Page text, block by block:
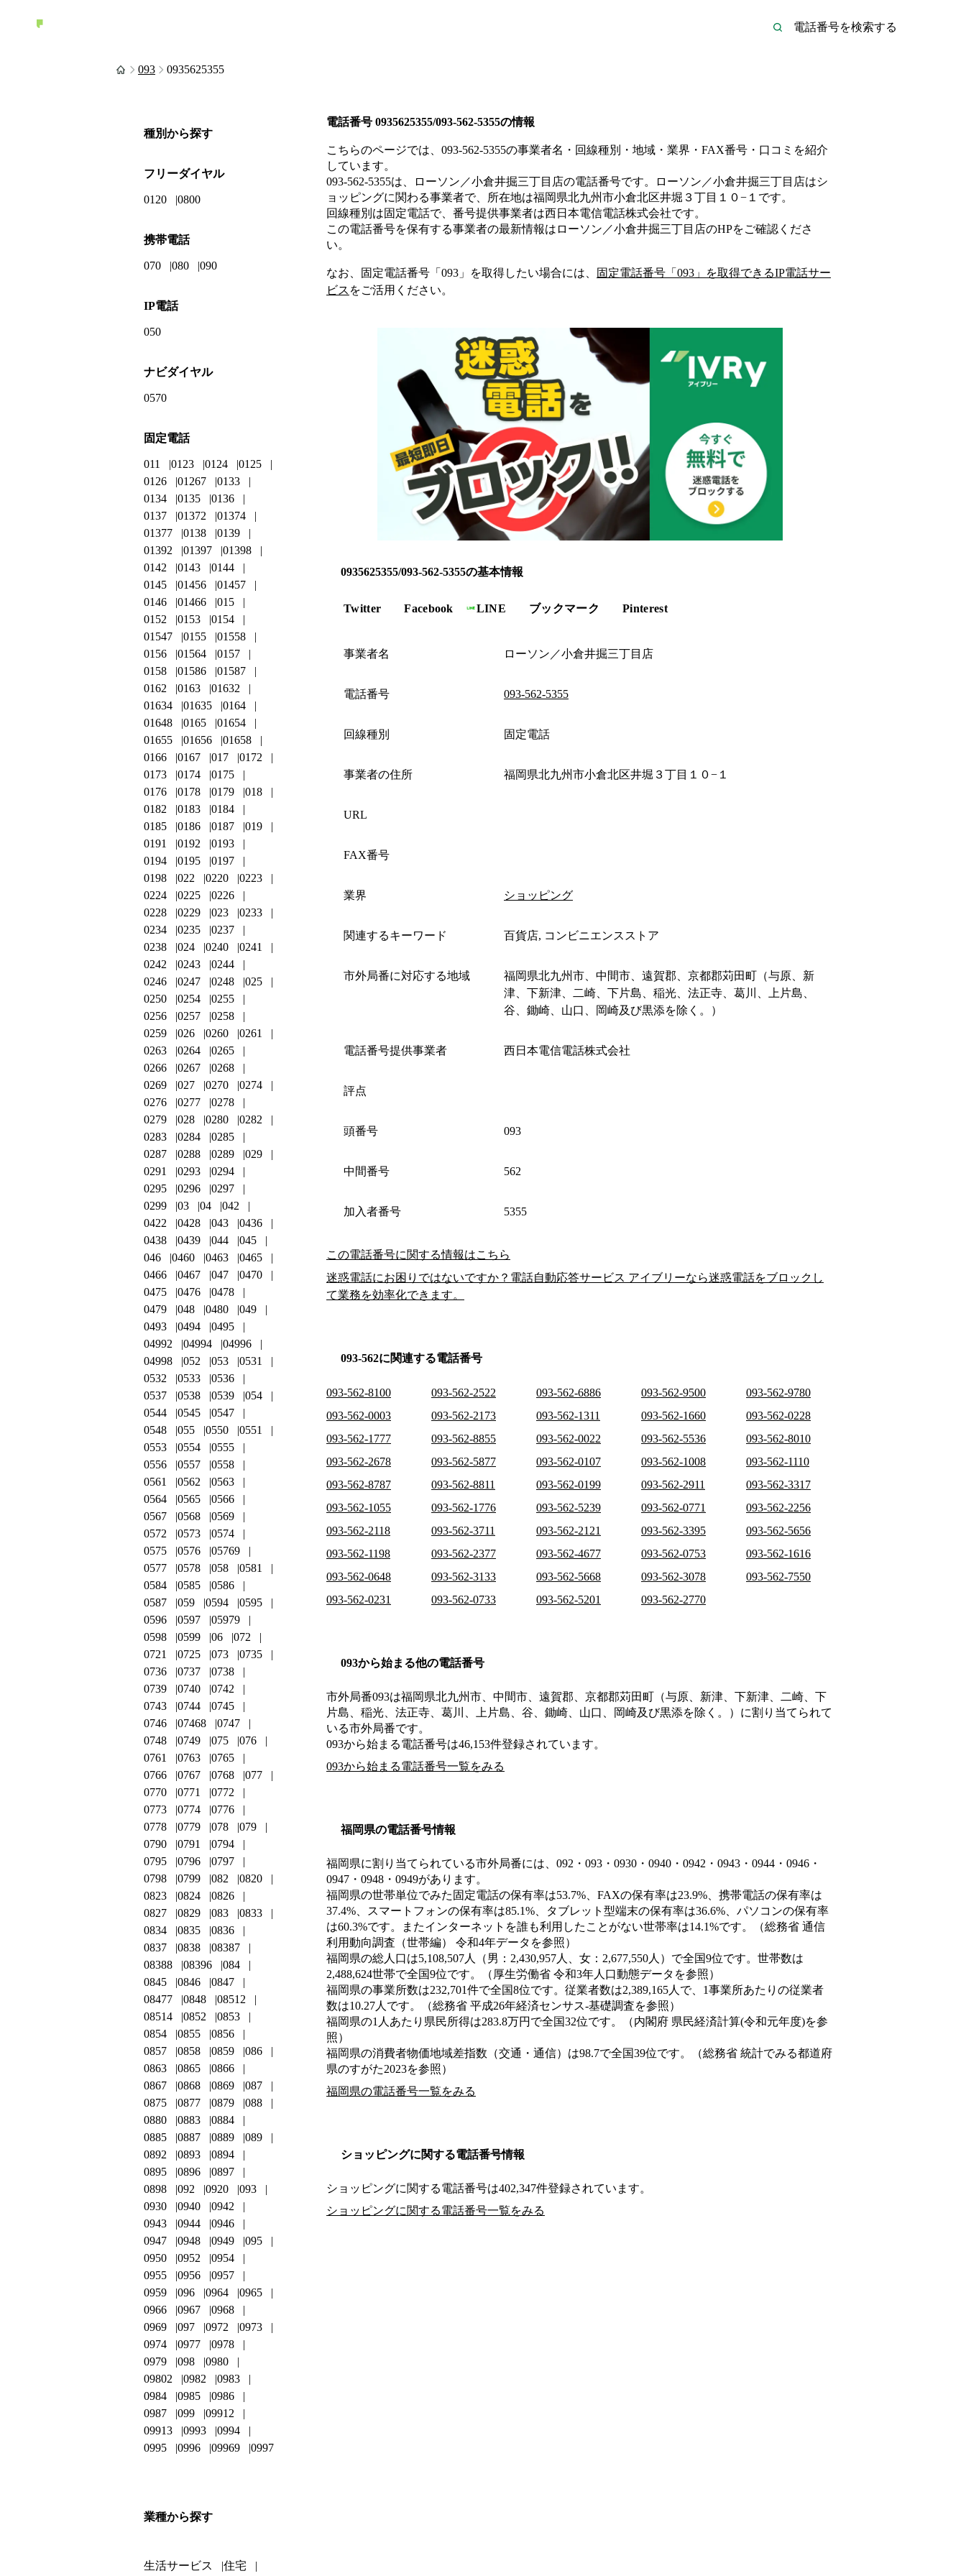
093 0935625355
電話番号 0935625355/093-562-5355の情報
こちらのページでは、 093-562-5355の事業者名・回線種別・地域・業界・FAX番号・口コミを紹介
しています。
093-562-5355は、 ローソン／小倉井掘三丁目店の電話番号です。 ローソン／小倉井掘三丁目店はシ
ョッピングに関わる事業者で、所在地は福岡県北九州市小倉北区井堀３丁目１０−１ です。
回線種別は固定電話で、番号提供事業者は西日本電信電話株式会社です。
この電話番号を保有する事業者の最新情報は ローソン／小倉井掘三丁目店のHPをご確認くださ
い。
なお、固定電話番号「 093 」を取得したい場合には、 固定電話番号「 093 」を取得できるIP電話サー
ビス をご活用ください。
0935625355/093-562-5355の基本情報
Twitter Facebook LINE ブックマーク Pinterest
事業者名 ローソン／小倉井掘三丁目店
電話番号 093-562-5355
回線種別 固定電話
事業者の住所 福岡県北九州市小倉北区井堀３丁目１０−１
URL
FAX番号
業界 ショッピング
関連するキーワード 百貨店, コンビニエンスストア
市外局番に対応する地域
福岡県北九州市、中間市、遠賀郡、京都郡苅田町（与原、新
津、下新津、二崎、下片島、稲光、法正寺、葛川、上片島、
谷、鋤崎、山口、岡崎及び黒添を除く。）
電話番号提供事業者 西日本電信電話株式会社
評点
頭番号 093
中間番号 562
加入者番号 5355
この電話番号に関する情報はこちら
迷惑電話にお困りではないですか？電話自動応答サービス アイブリーなら迷惑電話をブロックし
て業務を効率化できます。
093-562に関連する電話番号
093-562-8100 093-562-2522 093-562-6886 093-562-9500
093-562-9780
093-562-0003
093-562-2173 093-562-1311 093-562-1660
093-562-0228
093-562-1777
093-562-8855 093-562-0022 093-562-5536
093-562-8010
093-562-2678
093-562-5877 093-562-0107 093-562-1008
093-562-1110
093-562-8787
093-562-8811 093-562-0199 093-562-2911
093-562-3317
093-562-1055
093-562-1776 093-562-5239 093-562-0771
093-562-2256
093-562-2118
093-562-3711 093-562-2121 093-562-3395
093-562-5656
093-562-1198
093-562-2377 093-562-4677 093-562-0753
093-562-1616
093-562-0648
093-562-3133 093-562-5668 093-562-3078
093-562-7550
093-562-0231
093-562-0733 093-562-5201 093-562-2770
093から始まる他の電話番号
市外局番093は福岡県北九州市、中間市、遠賀郡、京都郡苅田町（与原、新津、下新津、二崎、下
片島、稲光、法正寺、葛川、上片島、谷、鋤崎、山口、岡崎及び黒添を除く。） に割り当てられて
いる市外局番です。
093から始まる電話番号は46,153件登録されています。
093から始まる電話番号一覧をみる
福岡県の電話番号情報
福岡県に割り当てられている市外局番には、092・093・0930・0940・0942・0943・0944・0946・
0947・0948・0949があります。
福岡県の世帯単位でみた固定電話の保有率は53.7%、FAXの保有率は23.9%、携帯電話の保有率は
37.4%、スマートフォンの保有率は85.1%、タブレット型端末の保有率は36.6%、パソコンの保有率
は60.3%です。またインターネットを誰も利用したことがない世帯率は14.1%です。（総務省 通信
利用動向調査（世帯編） 令和4年データを参照）
福岡県の総人口は5,108,507人（男：2,430,957人、女：2,677,550人）で全国9位です。世帯数は
2,488,624世帯で全国9位です。（厚生労働省 令和3年人口動態データを参照）
福岡県の事業所数は232,701件で全国8位です。従業者数は2,389,165人で、1事業所あたりの従業者
数は10.27人です。（総務省 平成26年経済センサス‐基礎調査を参照）
福岡県の1人あたり県民所得は283.8万円で全国32位です。（内閣府 県民経済計算(令和元年度)を参
照）
福岡県の消費者物価地域差指数（交通・通信）は98.7で全国39位です。（総務省 統計でみる都道府
県のすがた2023を参照）
福岡県の電話番号一覧をみる
ショッピングに関する電話番号情報
ショッピングに関する電話番号は402,347件登録されています。
ショッピングに関する電話番号一覧をみる
種別から探す
フリーダイヤル
0120 0800
携帯電話
070 080 090
IP電話
050
ナビダイヤル
0570
固定電話
011 0123 0124
0125
0126
01267
0133
0134
0135
0136
0137
01372
01374
01377
0138
0139
01392
01397
01398
0142
0143
0144
0145
01456
01457
0146
01466
015
0152
0153
0154
01547
0155
01558
0156
01564
0157
0158
01586
01587
0162
0163
01632
01634
01635
0164
01648
0165
01654
01655
01656
01658
0166
0167 017
0172
0173
0174
0175
0176
0178 0179
018
0182
0183
0184
0185
0186 0187
019
0191
0192
0193
0194
0195
0197
0198
022 0220
0223
0224
0225
0226
0228
0229 023
0233
0234
0235
0237
0238
024 0240
0241
0242
0243
0244
0246
0247 0248
025
0250
0254
0255
0256
0257
0258
0259
026 0260
0261
0263
0264
0265
0266
0267
0268
0269
027 0270
0274
0276
0277
0278
0279
028 0280
0282
0283
0284
0285
0287
0288 0289
029
0291
0293
0294
0295
0296
0297
0299
03 04
042
0422
0428 043
0436
0438
0439 044
045
046
0460 0463
0465
0466
0467 047
0470
0475
0476
0478
0479
048 0480
049
0493
0494
0495
04992
04994
04996
04998
052 053
0531
0532
0533
0536
0537
0538 0539
054
0544
0545
0547
0548
055 0550
0551
0553
0554
0555
0556
0557
0558
0561
0562
0563
0564
0565
0566
0567
0568
0569
0572
0573
0574
0575
0576
05769
0577
0578 058
0581
0584
0585
0586
0587
059 0594
0595
0596
0597
05979
0598
0599 06
072
0721
0725 073
0735
0736
0737
0738
0739
0740
0742
0743
0744
0745
0746
07468
0747
0748
0749 075
076
0761
0763
0765
0766
0767 0768
077
0770
0771
0772
0773
0774
0776
0778
0779 078
079
0790
0791
0794
0795
0796
0797
0798
0799 082
0820
0823
0824
0826
0827
0829 083
0833
0834
0835
0836
0837
0838
08387
08388
08396
084
0845
0846
0847
08477
0848
08512
08514
0852
0853
0854
0855
0856
0857
0858 0859
086
0863
0865
0866
0867
0868 0869
087
0875
0877 0879
088
0880
0883
0884
0885
0887 0889
089
0892
0893
0894
0895
0896
0897
0898
092 0920
093
0930
0940
0942
0943
0944
0946
0947
0948 0949
095
0950
0952
0954
0955
0956
0957
0959
096 0964
0965
0966
0967
0968
0969
097 0972
0973
0974
0977
0978
0979
098
0980
09802
0982
0983
0984
0985
0986
0987
099
09912
09913
0993
0994
0995
0996 09969 0997
業種から探す
生活サービス 住宅